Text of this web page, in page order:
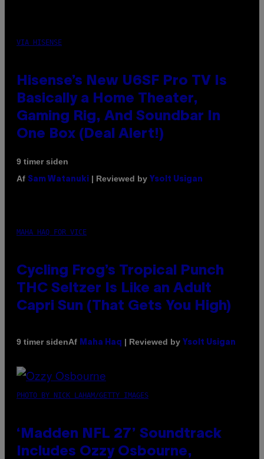
VIA HISENSE
Hisense’s New U6SF Pro TV Is
Basically a Home Theater,
Gaming Rig, And Soundbar In
One Box (Deal Alert!)
9 timer siden
Af Sam Watanuki | Reviewed by Ysolt Usigan
MAHA HAQ FOR VICE
Cycling Frog’s Tropical Punch
THC Seltzer Is Like an Adult
Capri Sun (That Gets You High)
9 timer sidenAf Maha Haq | Reviewed by Ysolt Usigan
PHOTO BY NICK LAHAM/GETTY IMAGES
‘Madden NFL 27’ Soundtrack
Includes Ozzy Osbourne,